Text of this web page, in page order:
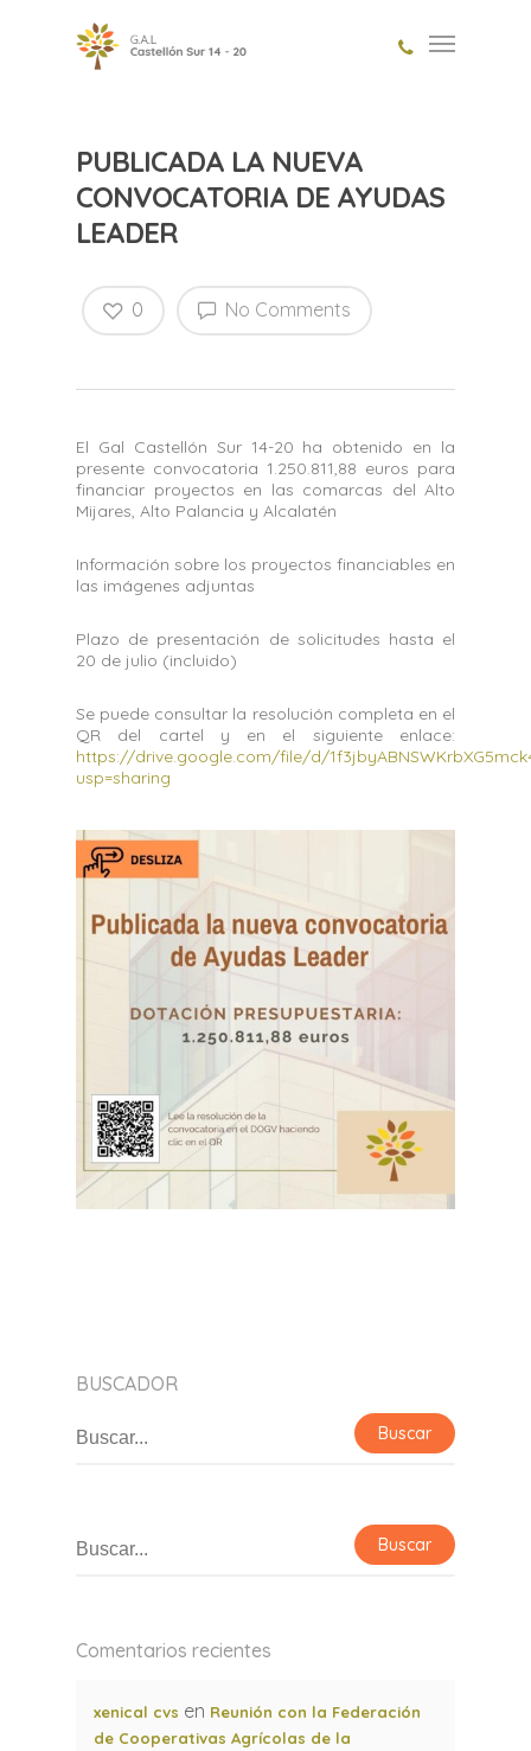
PUBLICADA LA NUEVA
CONVOCATORIA DE AYUDAS
LEADER
No Comments
0
El Gal Castellón Sur 14-20 ha obtenido en la
presente convocatoria 1.250.811,88 euros para
financiar proyectos en las comarcas del Alto
Mijares, Alto Palancia y Alcalatén
Información sobre los proyectos financiables en
las imágenes adjuntas
Plazo de presentación de solicitudes hasta el
20 de julio (incluido)
Se puede consultar la resolución completa en el
QR del cartel y en el siguiente enlace:
https://drive.google.com/file/d/
usp=sharing
BUSCADOR
Comentarios recientes
xenical cvs en Reunión con la Federación
de Cooperativas Agrícolas de la